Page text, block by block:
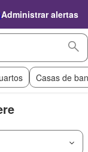
Administrar alertas
Casas de